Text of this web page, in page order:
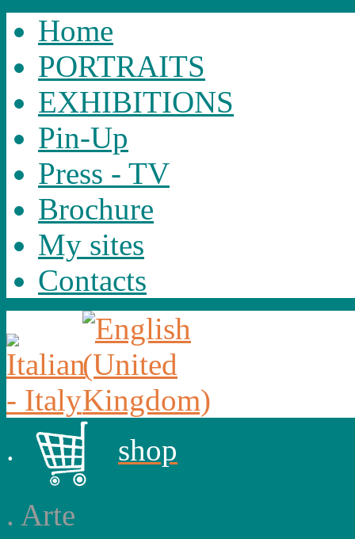
Home
PORTRAITS
EXHIBITIONS
Pin-Up
Press - TV
Brochure
My sites
Contacts
.
shop
. Arte